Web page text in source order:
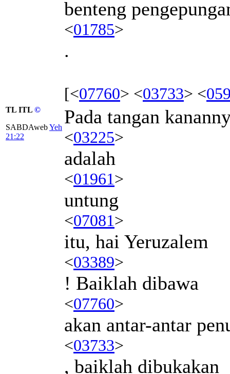
benteng
<01785>
.
[<07760> <03733> <
TL ITL ©
SABDAwebYeh
21:22
Pada tangan
<03225>
adalah
<01961>
untung
<07081>
itu, hai Yeruzalem
<03389>
! Baiklah dibawa
<07760>
akan antar-antar
<03733>
, baiklah dibukakan